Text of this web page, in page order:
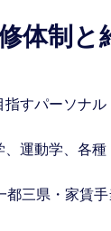
体制と
指すパーソナ
運動学、各
三県・家賃